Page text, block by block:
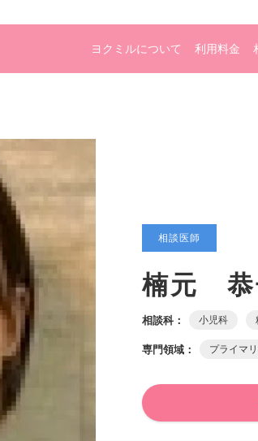
ヨクミルについて 利用料金
相談医師
楠元 恭
相談科： 小児科
専門領域： プライマ